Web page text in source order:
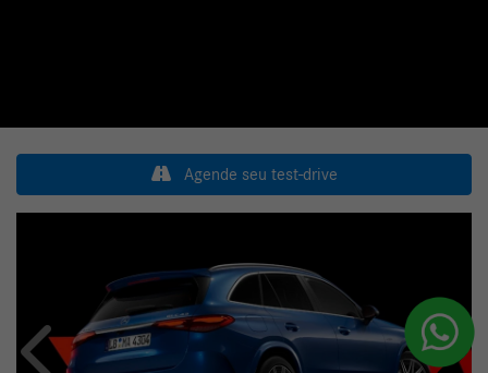
Agende seu test-drive
Anterior